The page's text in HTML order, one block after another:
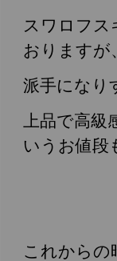
スワロフス
おりますが
派手になり
上品で高
いうお値
これからの